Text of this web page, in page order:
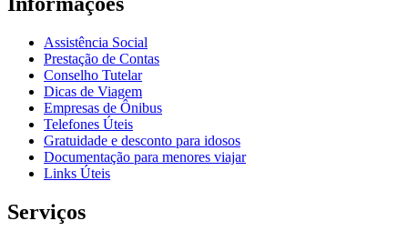
Assistência Social
Prestação de Contas
Conselho Tutelar
Dicas de Viagem
Empresas de Ônibus
Telefones Úteis
Gratuidade e desconto para idosos
Documentação para menores viajar
Links Úteis
Serviços